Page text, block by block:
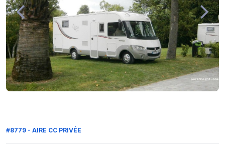
#8779 - AIRE CC PRIVÉE